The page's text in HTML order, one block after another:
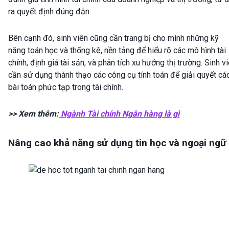
ra quyết định đúng đắn.
Bên cạnh đó, sinh viên cũng cần trang bị cho mình những kỹ
năng toán học và thống kê, nền tảng để hiểu rõ các mô hình tài
chính, định giá tài sản, và phân tích xu hướng thị trường. Sinh
cần sử dụng thành thạo các công cụ tính toán để giải quyết
bài toán phức tạp trong tài chính.
>> Xem thêm:Ngành Tài chính Ngân hàng là gì
Nâng cao khả năng sử dụng tin học và ngoại ngữ